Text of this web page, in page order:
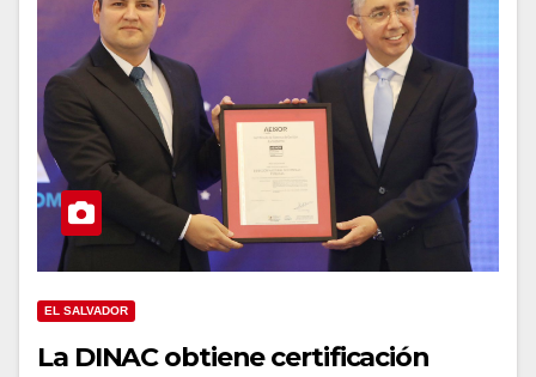
EL SALVADOR
La DINAC obtiene certificación